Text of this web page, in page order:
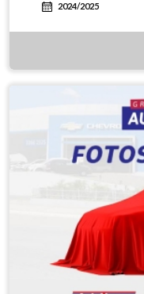
2024/2025